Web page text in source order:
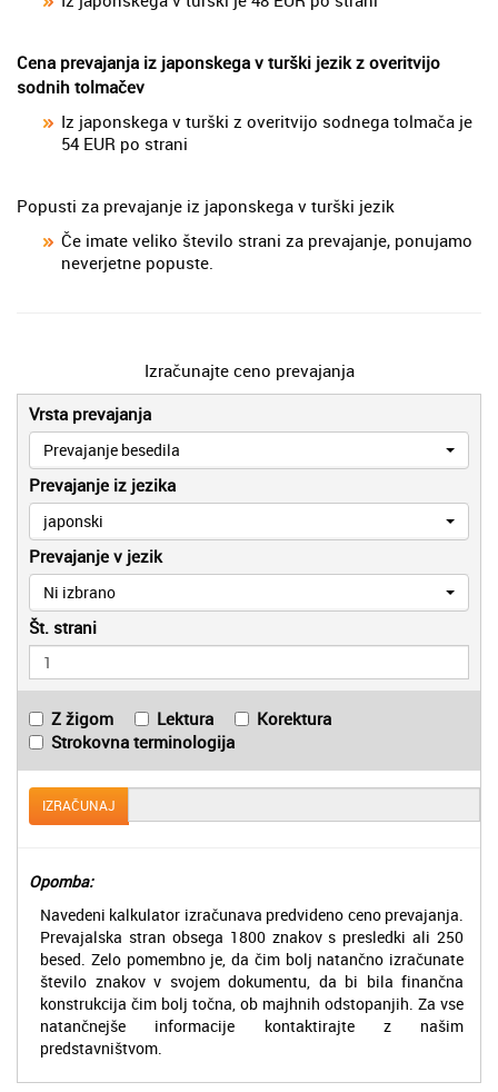
Cena prevajanja iz japonskega v turški jezik z overitvijo
sodnih tolmačev
Iz japonskega v turški z overitvijo sodnega tolmača je
54 EUR po strani
Popusti za prevajanje iz japonskega v turški jezik
Če imate veliko število strani za prevajanje, ponujamo
neverjetne popuste.
Izračunajte ceno prevajanja
Vrsta prevajanja
Prevajanje besedila
Prevajanje iz jezika
japonski
Prevajanje v jezik
Ni izbrano
Št. strani
Z žigom Lektura
Korektura
Strokovna terminologija
IZRAČUNAJ
Opomba:
Navedeni kalkulator izračunava predvideno ceno prevajanja.
Prevajalska stran obsega 1800 znakov s presledki ali 250
besed. Zelo pomembno je, da čim bolj natančno izračunate
število znakov v svojem dokumentu, da bi bila finančna
konstrukcija čim bolj točna, ob majhnih odstopanjih. Za vse
natančnejše informacije kontaktirajte z našim
predstavništvom.